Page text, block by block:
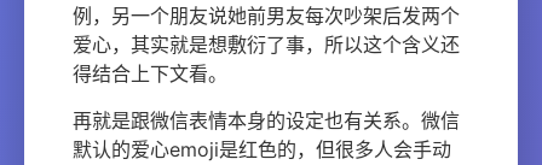
例，另一个朋友说她前男友每次吵架后发两个
爱心，其实就是想敷衍了事，所以这个含义还
得结合上下文看。
再就是跟微信表情本身的设定也有关系。微信
默认的爱心emoji是红色的，但很多人会手动